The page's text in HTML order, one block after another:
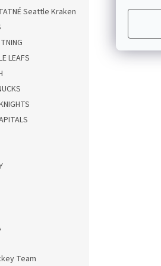
Seattle Kraken
LEAFS
Team